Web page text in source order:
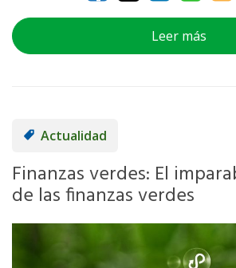
Leer más
Actualidad
Finanzas verdes: El
de las finanzas verdes